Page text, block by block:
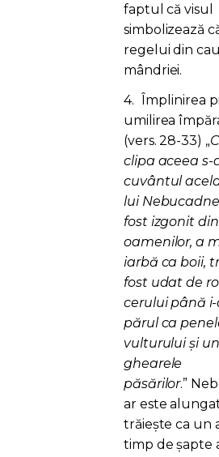
faptul că visul
simbolizează
regelui din
mândriei.
4. Împlinirea
umilirea
(vers. 28-33) „
clipa aceea
cuvântul
lui
fost izgonit
oamenilor, a
iarbă ca boii,
fost udat de
cerului până
părul ca
vulturului şi
ghearele
păsărilor.”
ar este
trăiește ca un
timp de șapte